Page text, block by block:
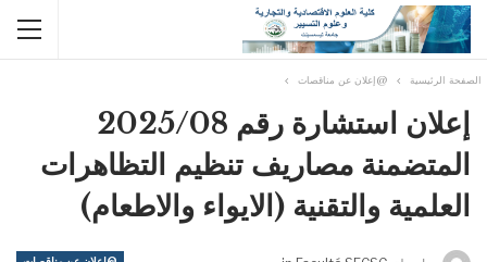
الصفحة الرئيسية @إعلان عن مناقصات
إعلان استشارة رقم 2025/08
المتضمنة مصاريف تنظيم التظاهرات
العلمية والتقنية (الايواء والاطعام)